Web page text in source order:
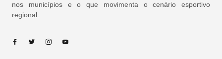
nos municípios e o que movimenta o cenário esportivo
regional.